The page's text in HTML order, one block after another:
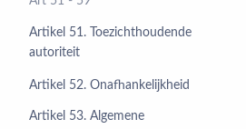
Artikel 51. Toezichthoudende
autoriteit
Artikel 52. Onafhankelijkheid
Artikel 53. Algemene